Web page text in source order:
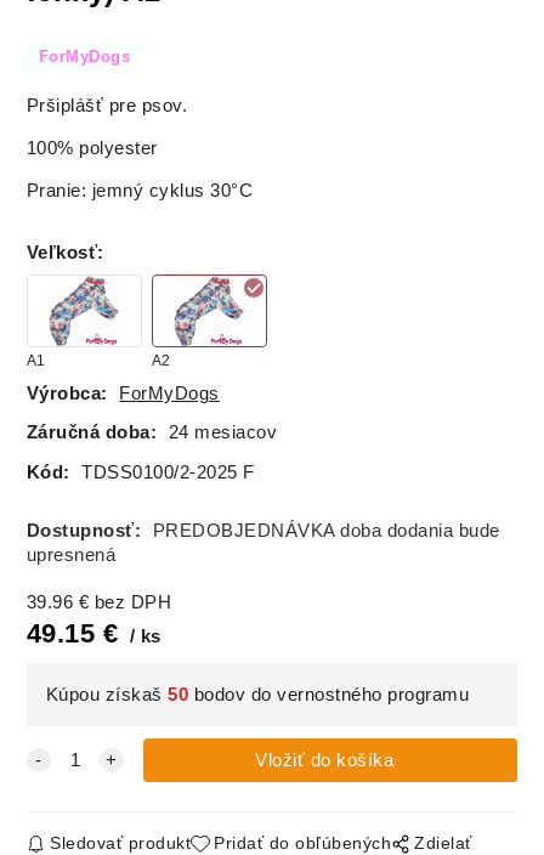
ForMyDogs
Pršiplášť pre psov.
100% polyester
Pranie: jemný cyklus 30°C
Veľkosť:
A1 A2
Výrobca: ForMyDogs
Záručná doba: 24 mesiacov
Kód: TDSS0100/2-2025 F
Dostupnosť:
PREDOBJEDNÁVKA doba dodania bude
upresnená
39.96 € bez DPH
49.15 € ks
Kúpou získaš50 bodov do vernostného programu
Sledovať produkt Pridať do obľúbených Zdielať